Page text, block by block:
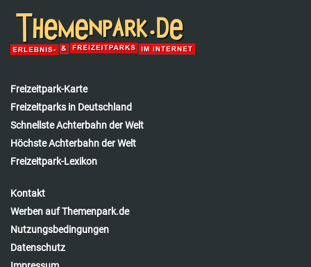
Freizeitpark-Karte
Freizeitparks in Deutschland
Schnellste Achterbahn der Welt
Höchste Achterbahn der Welt
Freizeitpark-Lexikon
Kontakt
Werben auf Themenpark.de
Nutzungsbedingungen
Datenschutz